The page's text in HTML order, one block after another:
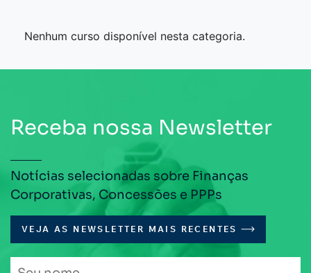
Nenhum curso disponível nesta categoria.
Receba nossa Newsletter
Notícias selecionadas sobre Finanças
Corporativas, Concessões e PPPs
VEJA AS NEWSLETTER MAIS RECENTES